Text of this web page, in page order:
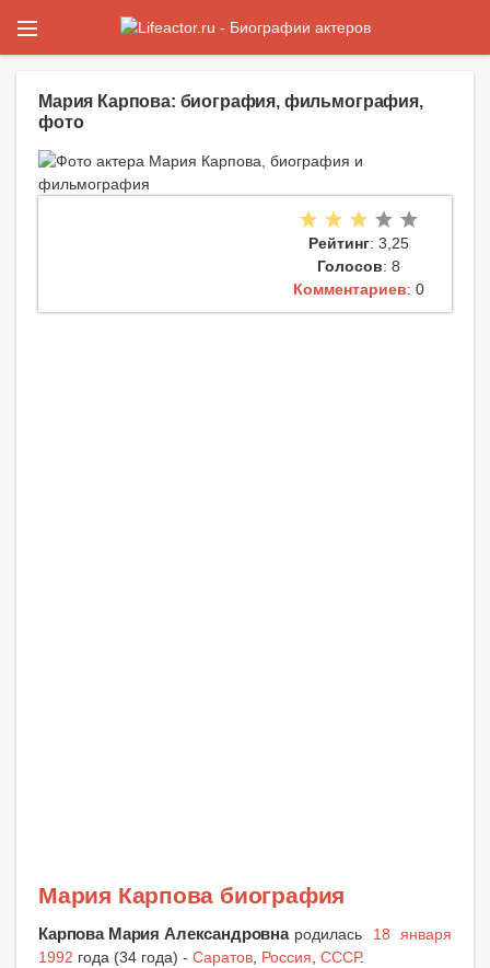
Мария Карпова: биография, фильмография,
фото
Рейтинг: 3,25
Голосов: 8
Комментариев: 0
Мария Карпова биография
Карпова Мария Александровна родилась 18 января
1992 года (34 года) - Саратов Россия СССР.